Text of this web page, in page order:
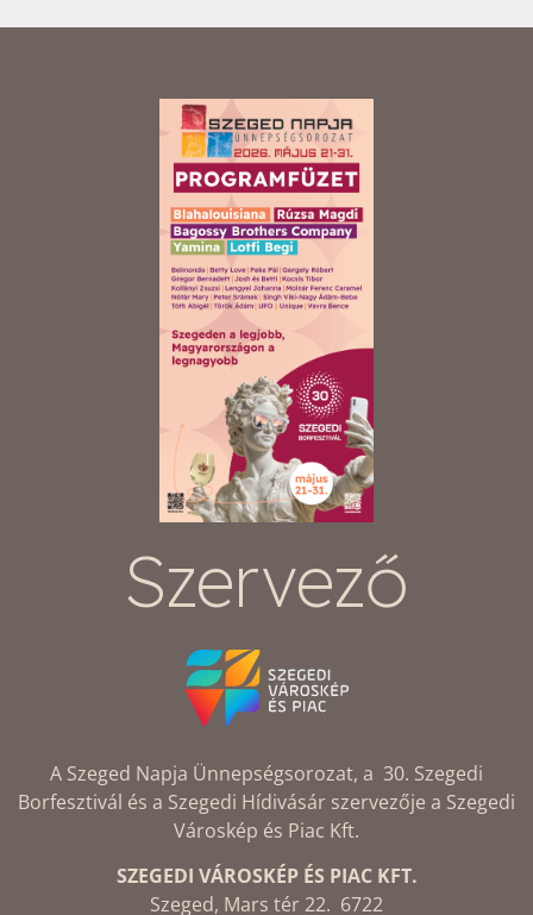
Szervező
A Szeged Napja Ünnepségsorozat, a 30. Szegedi
Borfesztivál és a Szegedi Hídivásár szervezője a Szegedi
Városkép és Piac Kft.
SZEGEDI VÁROSKÉP ÉS PIAC KFT.
Szeged, Mars tér 22. 6722